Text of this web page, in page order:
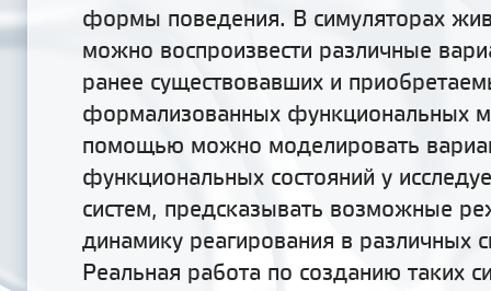
формы поведения. В симуляторах
можно воспроизвести различные
ранее существовавших и
формализованных функциональных
помощью можно моделировать
функциональных состояний у
систем, предсказывать возможные
динамику реагирования в различных
Реальная работа по созданию таких